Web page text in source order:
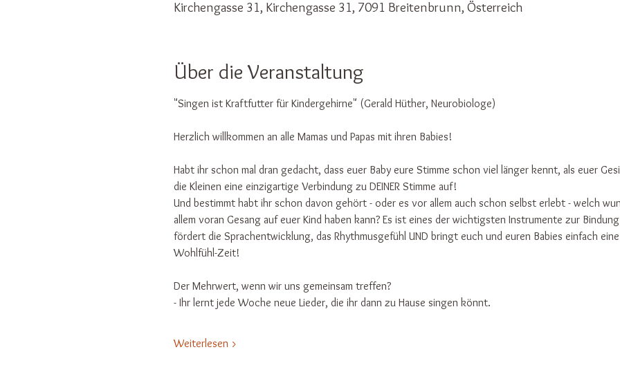
Kirchengasse 31, Kirchengasse 31, 7091 Breitenbrunn, Österreich
Über die Veranstaltung
"Singen ist Kraftfutter für Kindergehirne" (Gerald Hüther, Neurobiologe)
Herzlich willkommen an alle Mamas und Papas mit ihren Babies!
Habt ihr schon mal dran gedacht, dass euer Baby eure Stimme schon viel länger kennt, als euer
die Kleinen eine einzigartige Verbindung zu DEINER Stimme auf!
Und bestimmt habt ihr schon davon gehört - oder es vor allem auch schon selbst erlebt - welch
allem voran Gesang auf euer Kind haben kann? Es ist eines der wichtigsten Instrumente zur
fördert die Sprachentwicklung, das Rhythmusgefühl UND bringt euch und euren Babies einfach
Wohlfühl-Zeit!
Der Mehrwert, wenn wir uns gemeinsam treffen?
- Ihr lernt jede Woche neue Lieder, die ihr dann zu Hause singen könnt.
Weiterlesen >